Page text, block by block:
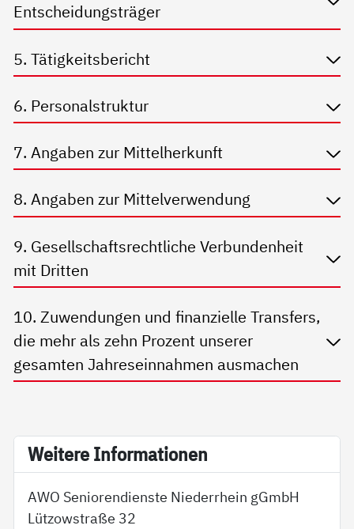
Entscheidungsträger
5. Tätigkeitsbericht
6. Personalstruktur
7. Angaben zur Mittelherkunft
8. Angaben zur Mittelverwendung
9. Gesellschaftsrechtliche Verbundenheit
mit Dritten
10. Zuwendungen und finanzielle Transfers,
die mehr als zehn Prozent unserer
gesamten Jahreseinnahmen ausmachen
Wei­te­re In­for­ma­tio­nen
AWO Seniorendienste Niederrhein gGmbH
Lützowstraße 32